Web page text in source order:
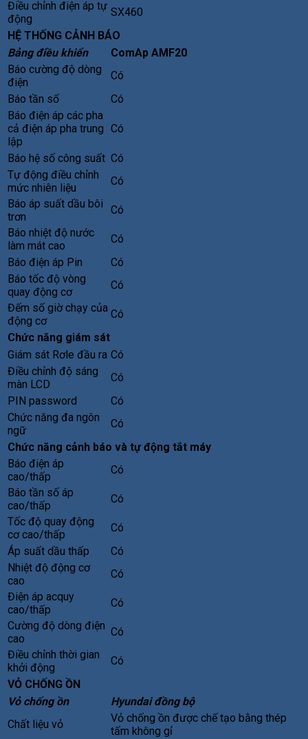
Điều chỉnh điện áp tự
động
SX460
HỆ THỐNG CẢNH BÁO
Bảng điều khiển
ComAp AMF20
Báo cường độ dòng
điện
Có
Báo tần số
Có
Báo điện áp các pha
cả điện áp pha trung
lập
Có
Báo hệ số công suất Có
Tự động điều chỉnh
mức nhiên liệu
Có
Báo áp suất dầu bôi
trơn
Có
Báo nhiệt độ nước
làm mát cao
Có
Báo điện áp Pin
Có
Báo tốc độ vòng
quay động cơ
Có
Đếm số giờ chạy của
động cơ
Có
Chức năng giám sát
Giám sát Rơle đầu ra Có
Điều chỉnh độ sáng
màn LCD
Có
PIN password
Có
Chức năng đa ngôn
ngữ
Có
Chức năng cảnh báo và tự động tắt máy
Báo điện áp
cao/thấp
Có
Báo tần số áp
cao/thấp
Có
Tốc độ quay động
cơ cao/thấp
Có
Áp suất dầu thấp
Có
Nhiệt độ động cơ
cao
Có
Điện áp acquy
cao/thấp
Có
Cường độ dòng điện
cao
Có
Điều chỉnh thời gian
khởi động
Có
VỎ CHỐNG ỒN
Vỏ chống ồn
Hyundai đồng bộ
Chất liệu vỏ
Vỏ chống ồn được chế tạo bằng thép
tấm không gỉ